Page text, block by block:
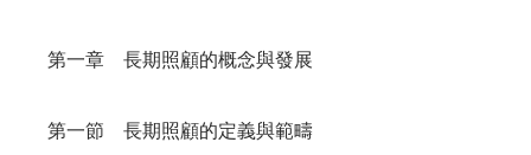
第一章 長期照顧的概念與發展
第一節 長期照顧的定義與範疇